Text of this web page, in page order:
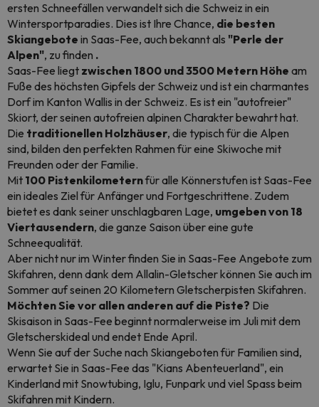
ersten Schneefällen verwandelt sich die Schweiz in ein
Wintersportparadies. Dies ist Ihre Chance, die besten
Skiangebote in Saas-Fee, auch bekannt als "Perle der
Alpen", zu finden .
Saas-Fee liegt zwischen 1800 und 3500 Metern Höhe am
Fuße des höchsten Gipfels der Schweiz und ist ein charmantes
Dorf im Kanton Wallis in der Schweiz. Es ist ein "autofreier"
Skiort, der seinen autofreien alpinen Charakter bewahrt hat.
Die traditionellen Holzhäuser, die typisch für die Alpen
sind, bilden den perfekten Rahmen für eine Skiwoche mit
Freunden oder der Familie.
Mit 100 Pistenkilometernfür alle Könnerstufen ist Saas-Fee
ein ideales Ziel für Anfänger und Fortgeschrittene. Zudem
bietet es dank seiner unschlagbaren Lage, umgeben von 18
Viertausendern, die ganze Saison über eine gute
Schneequalität.
Aber nicht nur im Winter finden Sie in Saas-Fee Angebote zum
Skifahren, denn dank dem Allalin-Gletscher können Sie auch im
Sommer auf seinen 20 Kilometern Gletscherpisten Skifahren.
Möchten Sie vor allen anderen auf die Piste? Die
Skisaison in Saas-Fee beginnt normalerweise im Juli mit dem
Gletscherskideal und endet Ende April.
Wenn Sie auf der Suche nach Skiangeboten für Familien sind,
erwartet Sie in Saas-Fee das "Kians Abenteuerland", ein
Kinderland mit Snowtubing, Iglu, Funpark und viel Spass beim
Skifahren mit Kindern.